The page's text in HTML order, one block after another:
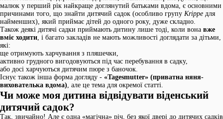
малюк у перший рік найкраще доглянутий батьками вдома, є основними
причинами того, що знайти дитячий садок (особливо групу Krippe для
найменших), який приймає дітей до одного року, дуже складно.
Також деякі дитячі садки приймають дитину лише тоді, коли вона вже
вміє ходити, і багато закладів не мають можливості доглядати за дітьми,
які:
ще отримують харчування з пляшечки,
активно грудного вигодовуються під час перебування в садку,
або досі харчуються дитячим пюре з баночок.
Існує також інша форма догляду - «Tagesmutter» (приватна няня-
вихователька вдома), але це тема для окремої статті.
Чи може моя дитина відвідувати віденський
дитячий садок?
Так, звичайно! Але є одна «магічна» річ, без якої двері до дитячих садків